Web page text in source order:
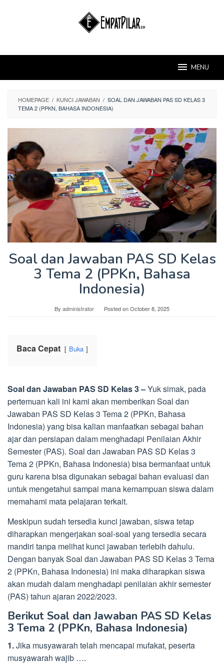
MENU
HOMEPAGE / KUNCI JAWABAN / SOAL DAN JAWABAN PAS SD KELAS 3
TEMA 2 (PPKN, BAHASA INDONESIA)
Soal dan Jawaban PAS SD Kelas
3 Tema 2 (PPKn, Bahasa
Indonesia)
By administrator Posted onOctober 8, 2025
Baca Cepat Buka
Soal dan Jawaban PAS SD Kelas 3 –Yuk simak, pada
pertemuan kali ini kami akan memberikan Soal dan
Jawaban PAS SD Kelas 3 Tema 2 (PPKn, Bahasa
Indonesia) yang bisa kalian manfaatkan sebagai bahan
ajar dan persiapan dalam menghadapi Penilaian Akhir
Semester (PAS). Soal dan Jawaban PAS SD Kelas 3
Tema 2 (PPKn, Bahasa Indonesia) bisa bermanfaat untuk
guru karena bisa digunakan sebagai bahan evaluasi dan
untuk mengetahui sampai mana kemampuan siswa dalam
memahami mata pelajaran terkait.
Meskipun sudah tersedia kunci jawaban, siswa tetap
diharapkan mengerjakan soal-soal yang tersedia secara
mandiri tanpa melihat kunci jawaban terlebih dahulu.
Dengan banyak Soal dan Jawaban PAS SD Kelas 3 Tema
2 (PPKn, Bahasa Indonesia) ini maka diharapkan siswa
akan mudah dalam menghadapi penilaian akhir semester
(PAS) tahun ajaran 2022/2023.
Berikut Soal dan Jawaban PAS SD Kelas
3 Tema 2 (PPKn, Bahasa Indonesia)
1.Jika musyawarah telah mencapai mufakat, peserta
musyawarah wajib ….